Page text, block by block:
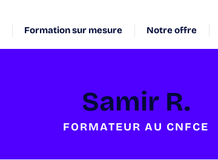
Formation sur mesure Notre offre
Samir R.
FORMATEUR AU CNFCE